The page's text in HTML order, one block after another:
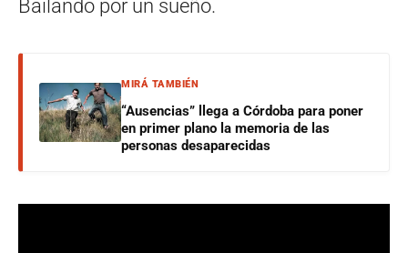
Bailando por un sueño.
MIRÁ TAMBIÉN
“Ausencias” llega a Córdoba para poner
en primer plano la memoria de las
personas desaparecidas